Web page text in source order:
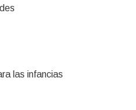
las infancias